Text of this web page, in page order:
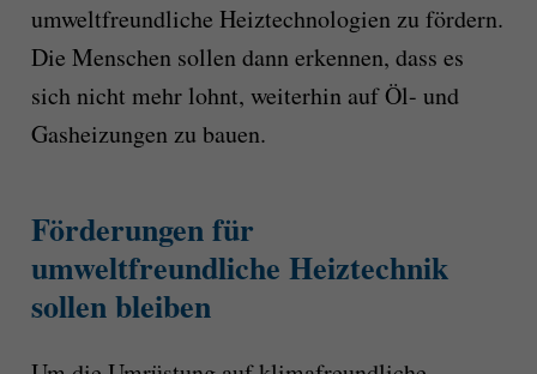
umweltfreundliche Heiztechnologien zu fördern.
Die Menschen sollen dann erkennen, dass es
sich nicht mehr lohnt, weiterhin auf Öl- und
Gasheizungen zu bauen.
Förderungen für
umweltfreundliche Heiztechnik
sollen bleiben